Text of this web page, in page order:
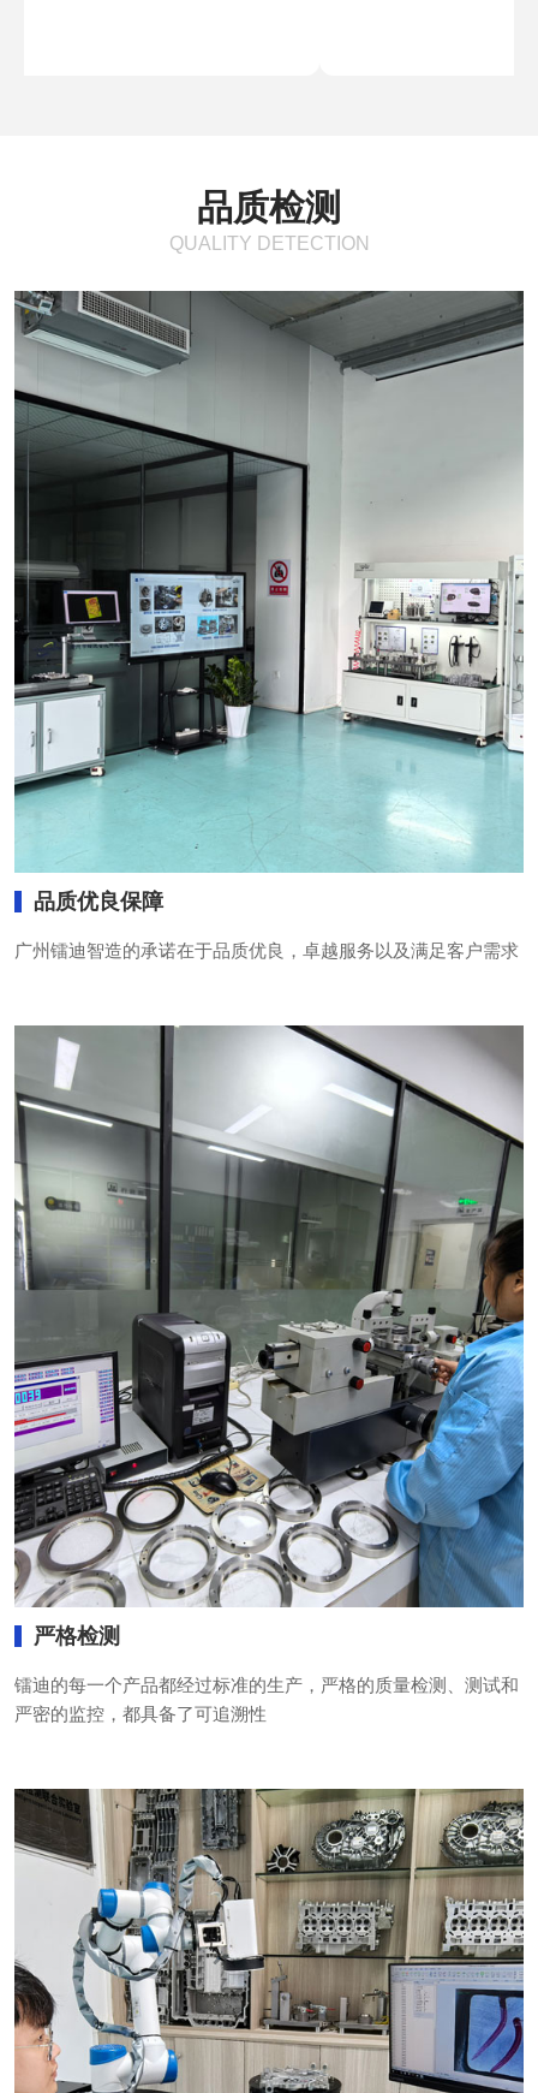
品质检测
QUALITY DETECTION
品质优良保障
广州镭迪智造的承诺在于品质优良，卓越服务以及满足客户需求
严格检测
镭迪的每一个产品都经过标准的生产，严格的质量检测、测试和